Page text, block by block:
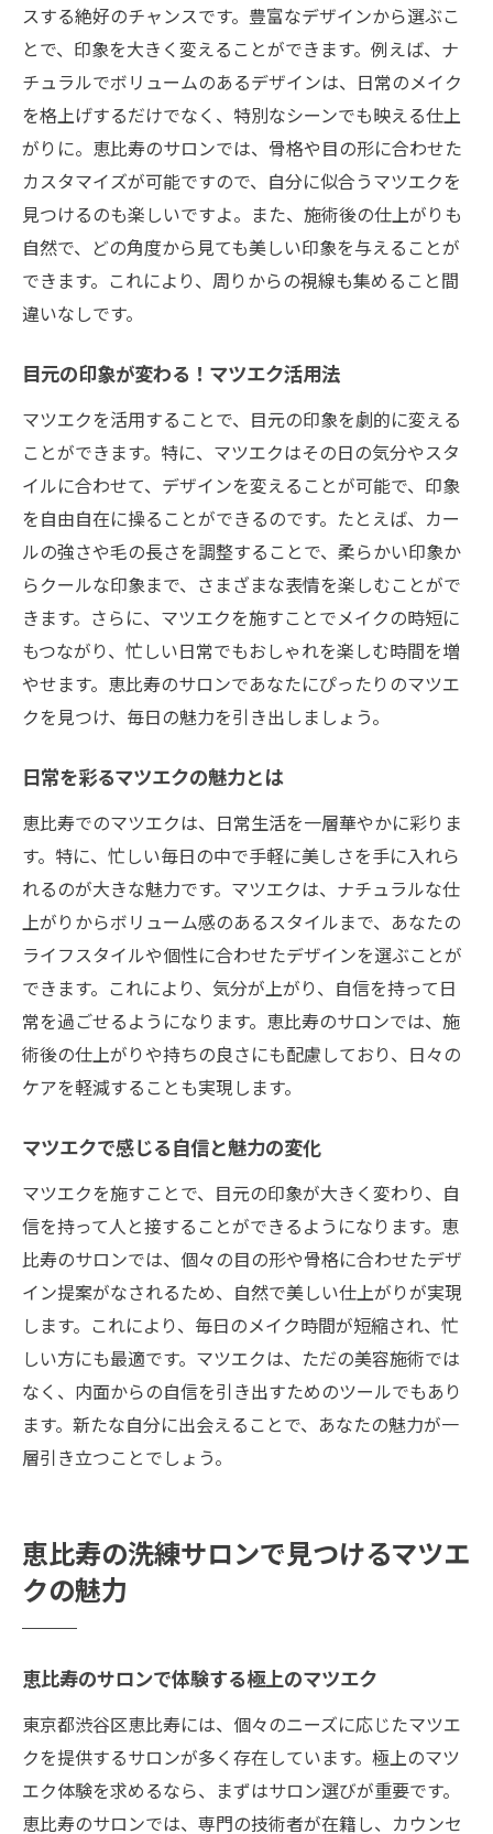
スする絶好のチャンスです。豊富なデザインから選ぶこ
とで、印象を大きく変えることができます。例えば、ナ
チュラルでボリュームのあるデザインは、日常のメイク
を格上げするだけでなく、特別なシーンでも映える仕上
がりに。恵比寿のサロンでは、骨格や目の形に合わせた
カスタマイズが可能ですので、自分に似合うマツエクを
見つけるのも楽しいですよ。また、施術後の仕上がりも
自然で、どの角度から見ても美しい印象を与えることが
できます。これにより、周りからの視線も集めること間
違いなしです。
目元の印象が変わる！マツエク活用法
マツエクを活用することで、目元の印象を劇的に変える
ことができます。特に、マツエクはその日の気分やスタ
イルに合わせて、デザインを変えることが可能で、印象
を自由自在に操ることができるのです。たとえば、カー
ルの強さや毛の長さを調整することで、柔らかい印象か
らクールな印象まで、さまざまな表情を楽しむことがで
きます。さらに、マツエクを施すことでメイクの時短に
もつながり、忙しい日常でもおしゃれを楽しむ時間を増
やせます。恵比寿のサロンであなたにぴったりのマツエ
クを見つけ、毎日の魅力を引き出しましょう。
日常を彩るマツエクの魅力とは
恵比寿でのマツエクは、日常生活を一層華やかに彩りま
す。特に、忙しい毎日の中で手軽に美しさを手に入れら
れるのが大きな魅力です。マツエクは、ナチュラルな仕
上がりからボリューム感のあるスタイルまで、あなたの
ライフスタイルや個性に合わせたデザインを選ぶことが
できます。これにより、気分が上がり、自信を持って日
常を過ごせるようになります。恵比寿のサロンでは、施
術後の仕上がりや持ちの良さにも配慮しており、日々の
ケアを軽減することも実現します。
マツエクで感じる自信と魅力の変化
マツエクを施すことで、目元の印象が大きく変わり、自
信を持って人と接することができるようになります。恵
比寿のサロンでは、個々の目の形や骨格に合わせたデザ
イン提案がなされるため、自然で美しい仕上がりが実現
します。これにより、毎日のメイク時間が短縮され、忙
しい方にも最適です。マツエクは、ただの美容施術では
なく、内面からの自信を引き出すためのツールでもあり
ます。新たな自分に出会えることで、あなたの魅力が一
層引き立つことでしょう。
恵比寿の洗練サロンで見つけるマツエ
クの魅力
恵比寿のサロンで体験する極上のマツエク
東京都渋谷区恵比寿には、個々のニーズに応じたマツエ
クを提供するサロンが多く存在しています。極上のマツ
エク体験を求めるなら、まずはサロン選びが重要です。
恵比寿のサロンでは、専門の技術者が在籍し、カウンセ